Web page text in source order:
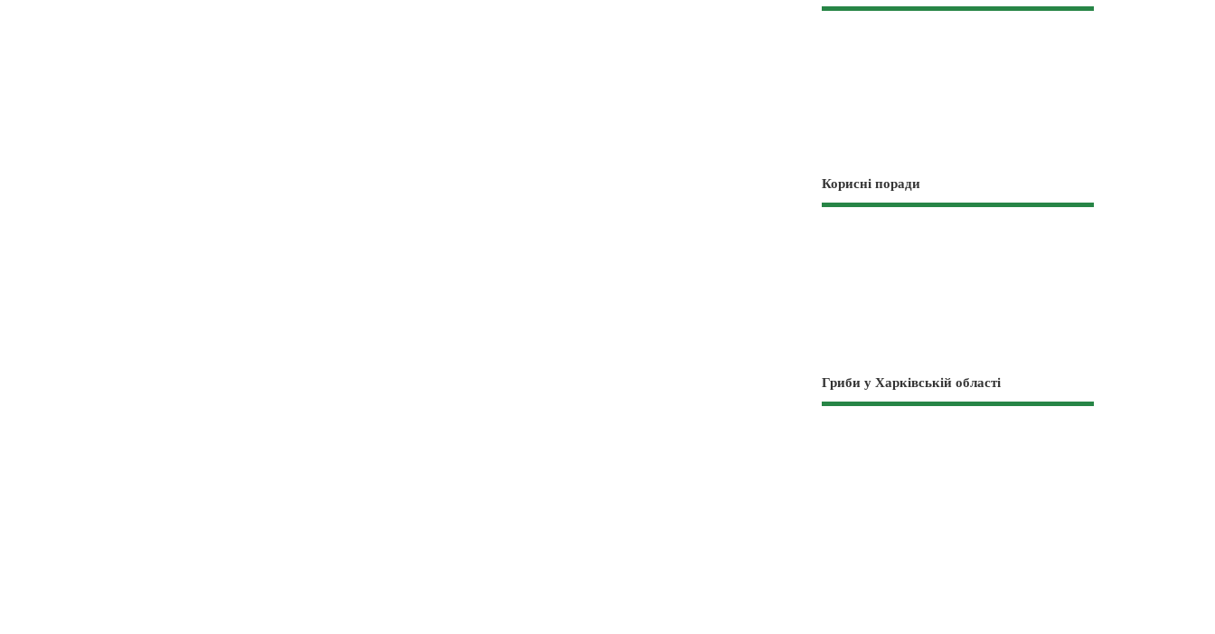
Корисні поради
Гриби у Харківській області